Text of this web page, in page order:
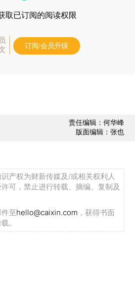
取已订阅的阅读权限
订阅/会员升级
责任编辑：何华峰
版面编辑：张也
产权为财新传媒及/或相关权利人
可，禁止进行转载、摘编、复制及
至hello@caixin.com ，获得书面
。